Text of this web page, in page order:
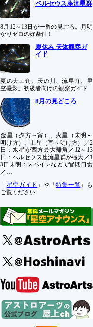
ペルセウス座流星群
8月12～13日が一番の見ごろ。月明
かりゼロの好条件！
夏休み 天体観察ガ
イド
夏の大三角、天の川、流星群、星
空撮影。初級者向けの観察ガイド
8月の見どころ
金星（夕方～宵）、火星（未明～
明け方）、土星（宵～明け方）／2
日：水星が西方最大離角／12～13
日：ペルセウス座流星群が極大／1
3日未明：スペインなどで皆既日食
／…
「 星空ガイド 」や「特集一覧 」も
ご覧ください